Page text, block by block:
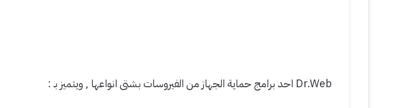
Dr.Web احد برامج حماية الجهاز من الفيروسات بشتى انواعها , ويتميز بـ :